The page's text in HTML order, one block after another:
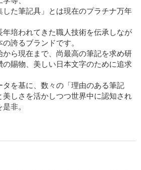
た筆記具」とは現在のプラチナ万年
培われてきた職人技術を伝承しなが
誇るブランドです。
ら現在まで、尚最高の筆記を求め研
賜物、美しい日本文字のために追求
を基に、数々の「理由のある筆記
しさを活かしつつ世界中に認知され
非。